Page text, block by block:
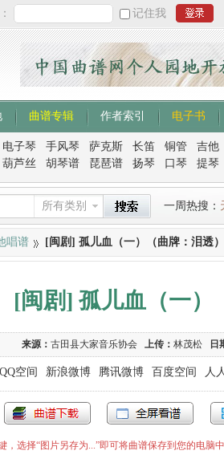
记住我
曲谱专辑 作者索引 电子书
电子琴 手风琴 萨克斯 长笛 铜管 吉他
葫芦丝 胡琴谱 琵琶谱 扬琴 口琴 提琴
所有类别 一周热搜：
唱谱 [闽剧] 孤儿血（一）（曲牌：泪透）
[闽剧] 孤儿血（一）
来源： 古田县大家音乐协会 上传： 林茂松 日
QQ空间 新浪微博 腾讯微博 百度空间 人
，选择“图片另存为...”即可将曲谱保存到您的电脑